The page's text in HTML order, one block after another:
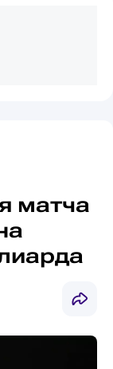
матча